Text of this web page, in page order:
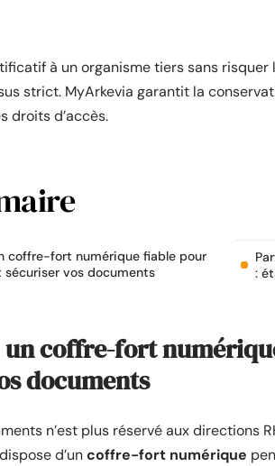
à un organisme tiers sans
strict. MyArkevia garantit la
droits d’accès.
coffre-fort numérique fiable pour
vos documents
:
un coffre-fort
documents
n’est plus réservé aux directions
d’uncoffre-fort numérique